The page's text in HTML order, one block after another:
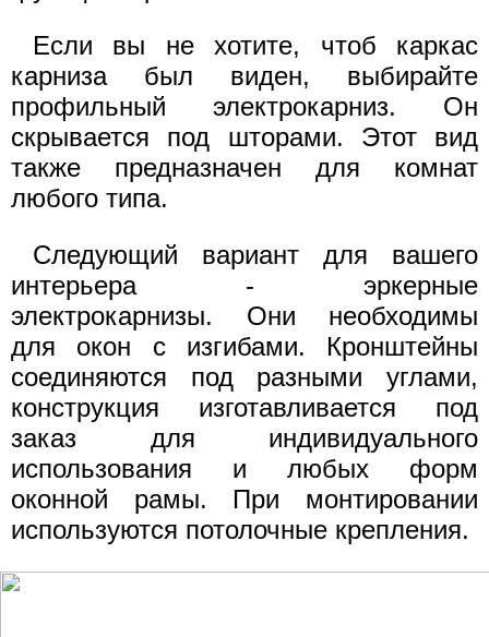
Если вы не хотите, чтоб каркас
карниза был виден, выбирайте
профильный электрокарниз. Он
скрывается под шторами. Этот вид
также предназначен для комнат
любого типа.
Следующий вариант для вашего
интерьера - эркерные
электрокарнизы. Они необходимы
для окон с изгибами. Кронштейны
соединяются под разными углами,
конструкция изготавливается под
заказ для индивидуального
использования и любых форм
оконной рамы. При монтировании
используются потолочные крепления.